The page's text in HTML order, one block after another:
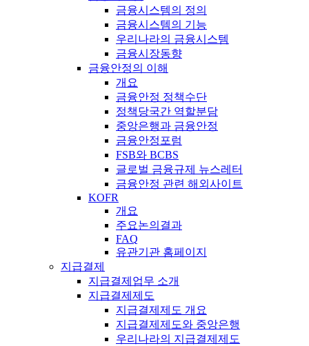
금융시스템의 정의
금융시스템의 기능
우리나라의 금융시스템
금융시장동향
금융안정의 이해
개요
금융안정 정책수단
정책당국간 역할분담
중앙은행과 금융안정
금융안정포럼
FSB와 BCBS
글로벌 금융규제 뉴스레터
금융안정 관련 해외사이트
KOFR
개요
주요논의결과
FAQ
유관기관 홈페이지
지급결제
지급결제업무 소개
지급결제제도
지급결제제도 개요
지급결제제도와 중앙은행
우리나라의 지급결제제도